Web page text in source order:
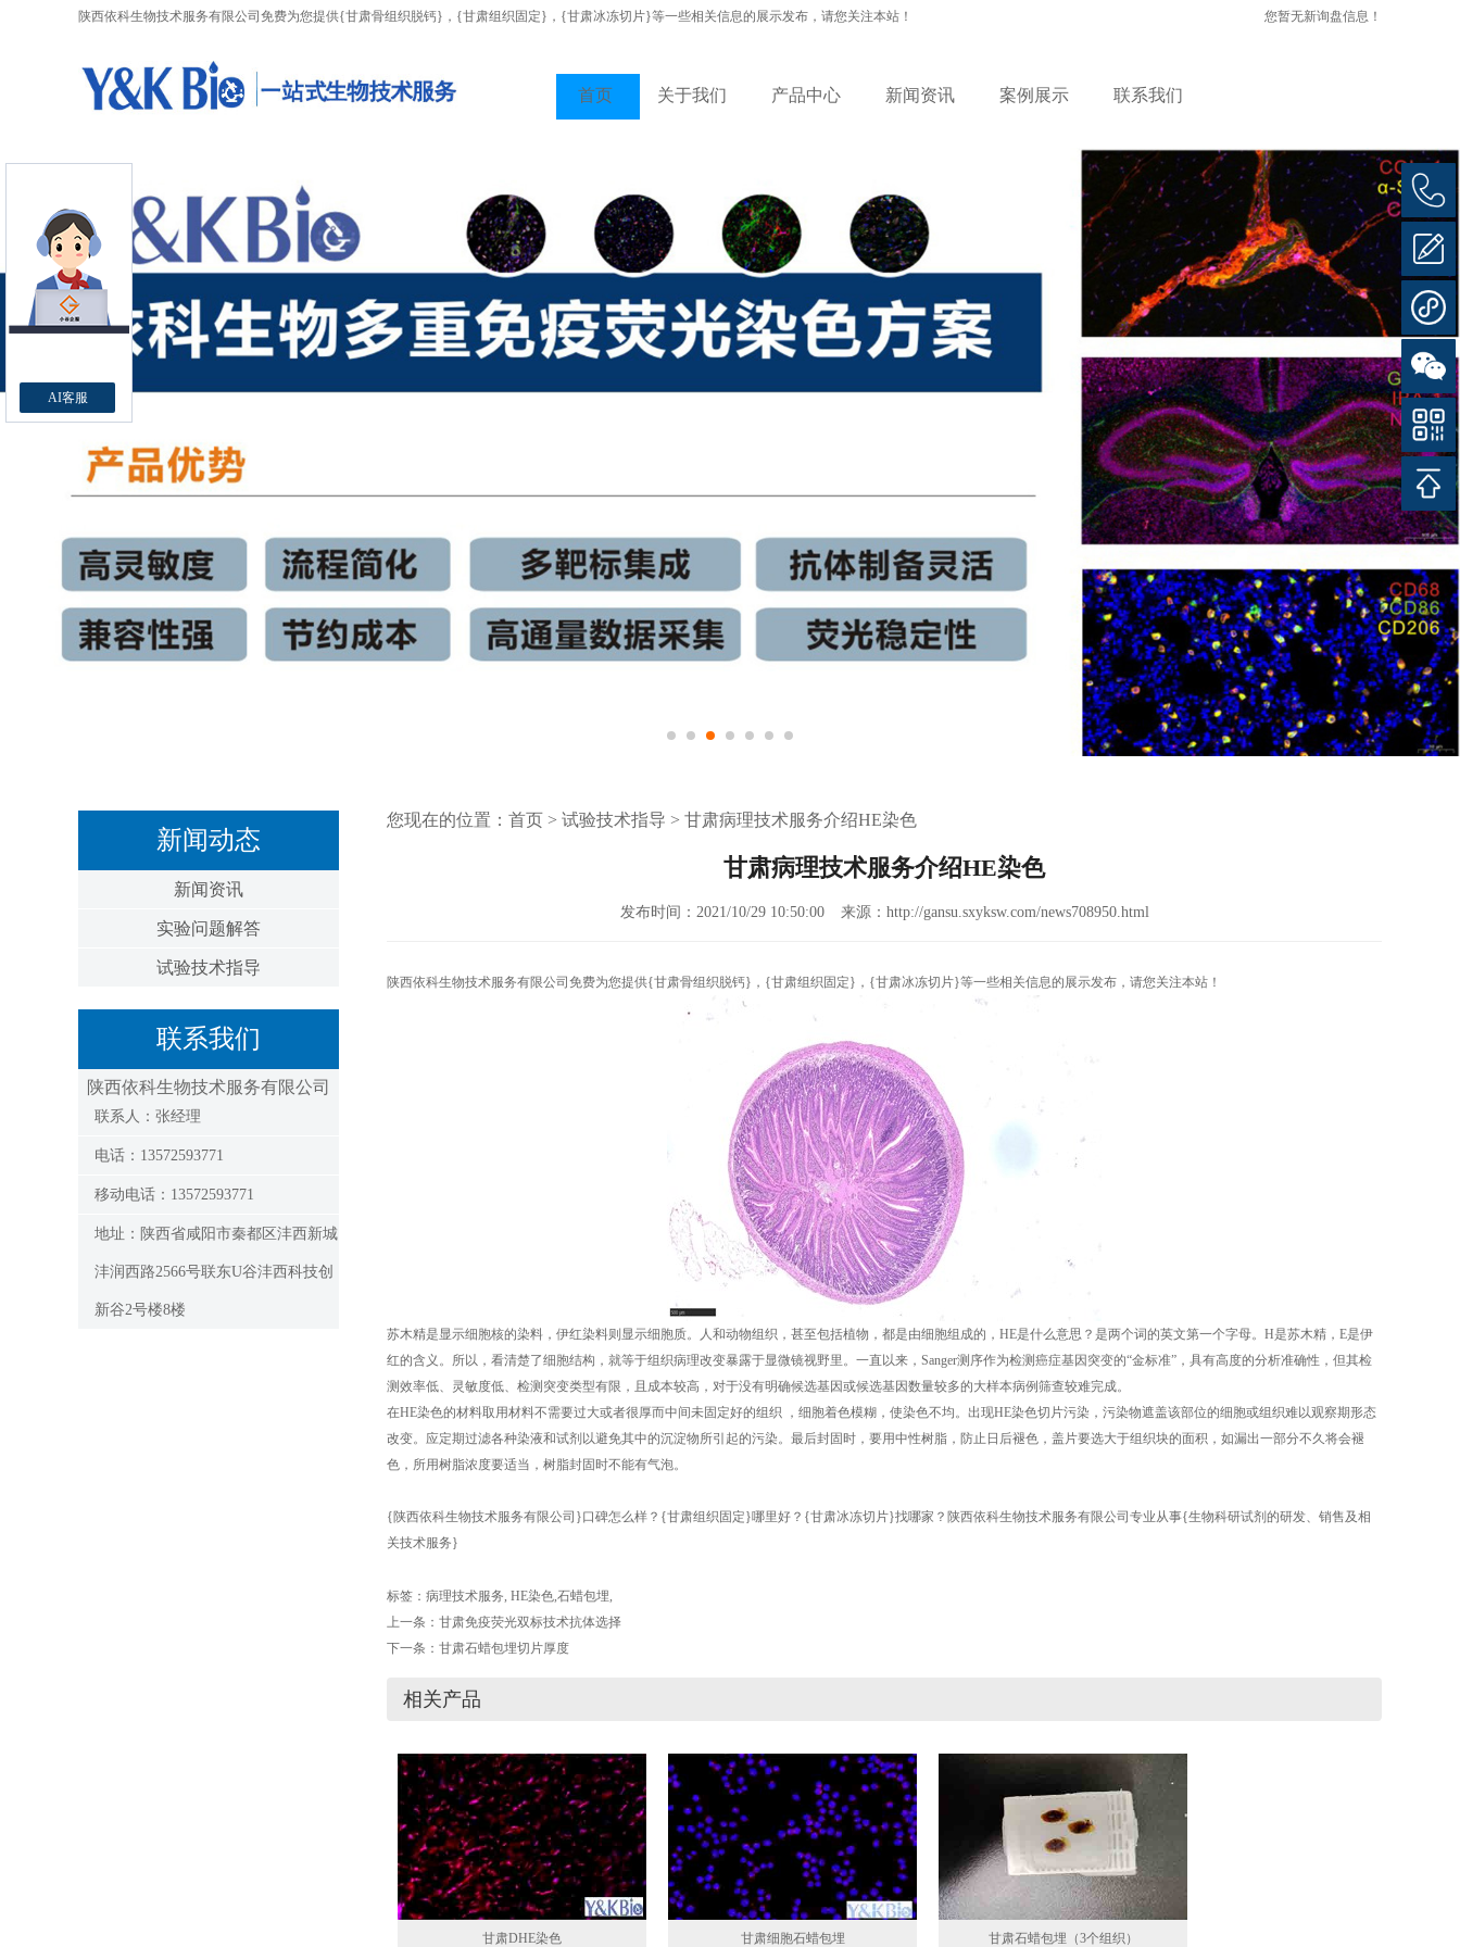
陕西依科生物技术服务有限公司免费为您提供{甘肃骨组织脱钙} ，{甘肃组织固定}，{甘肃冰冻切片}等一些相关信息的展示发布，请您关注本站！ 您暂无新询盘信息！
首页 关于我们 产品中心 新闻资讯 案例展示 联系我们
新闻动态
新闻资讯
实验问题解答
试验技术指导
联系我们
陕西依科生物技术服务有限公司
联系人：张经理
电话：13572593771
移动电话：13572593771
地址：陕西省咸阳市秦都区沣西新城
沣润西路2566号联东U谷沣西科技创
新谷2号楼8楼
您现在的位置： 首页 > 试验技术指导 > 甘肃病理技术服务介绍HE染色
甘肃病理技术服务介绍HE染色
发布时间：2021/10/29 10:50:00 来源：http://gansu.sxyksw.com/news708950.html
陕西依科生物技术服务有限公司免费为您提供{甘肃骨组织脱钙} ，{甘肃组织固定}，{甘肃冰冻切片}等一些相关信息的展示发布，请您关注本站！
苏木精是显示细胞核的染料，伊红染料则显示细胞质。人和动物组织，甚至包括植物，都是由细胞组成的，HE是什么意思？是两个词的英文第一个字母。H是苏木精，E是伊
红的含义。所以，看清楚了细胞结构，就等于组织病理改变暴露于显微镜视野里。一直以来，Sanger测序作为检测癌症基因突变的“金标准”，具有高度的分析准确性，但其检
测效率低、灵敏度低、检测突变类型有限，且成本较高，对于没有明确候选基因或候选基因数量较多的大样本病例筛查较难完成。
在HE染色的材料取用材料不需要过大或者很厚而中间未固定好的组织 ，细胞着色模糊，使染色不均。出现HE染色切片污染，污染物遮盖该部位的细胞或组织难以观察期形态
改变。应定期过滤各种染液和试剂以避免其中的沉淀物所引起的污染。最后封固时，要用中性树脂，防止日后褪色，盖片要选大于组织块的面积，如漏出一部分不久将会褪
色，所用树脂浓度要适当，树脂封固时不能有气泡。
{陕西依科生物技术服务有限公司}口碑怎么样？{甘肃组织固定}哪里好？{甘肃冰冻切片}找哪家？陕西依科生物技术服务有限公司专业从事{生物科研试剂的研发、销售及相
关技术服务}
标签： 病理技术服务, HE染色,石蜡包埋,
上一条： 甘肃免疫荧光双标技术抗体选择
下一条： 甘肃石蜡包埋切片厚度
相关产品
甘肃DHE染色 甘肃细胞石蜡包埋 甘肃石蜡包埋（3个组织）
AI客服